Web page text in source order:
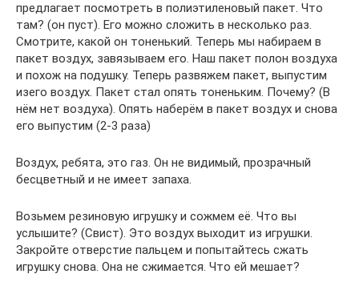
предлагает посмотреть в полиэтиленовый пакет. Что
там? (он пуст). Его можно сложить в несколько раз.
Смотрите, какой он тоненький. Теперь мы набираем в
пакет воздух, завязываем его. Наш пакет полон воздуха
и похож на подушку. Теперь развяжем пакет, выпустим
изего воздух. Пакет стал опять тоненьким. Почему? (В
нём нет воздуха). Опять наберём в пакет воздух и снова
его выпустим (2-3 раза)
Воздух, ребята, это газ. Он не видимый, прозрачный
бесцветный и не имеет запаха.
Возьмем резиновую игрушку и сожмем её. Что вы
услышите? (Cвист). Это воздух выходит из игрушки.
Закройте отверстие пальцем и попытайтесь сжать
игрушку снова. Она не сжимается. Что ей мешает?